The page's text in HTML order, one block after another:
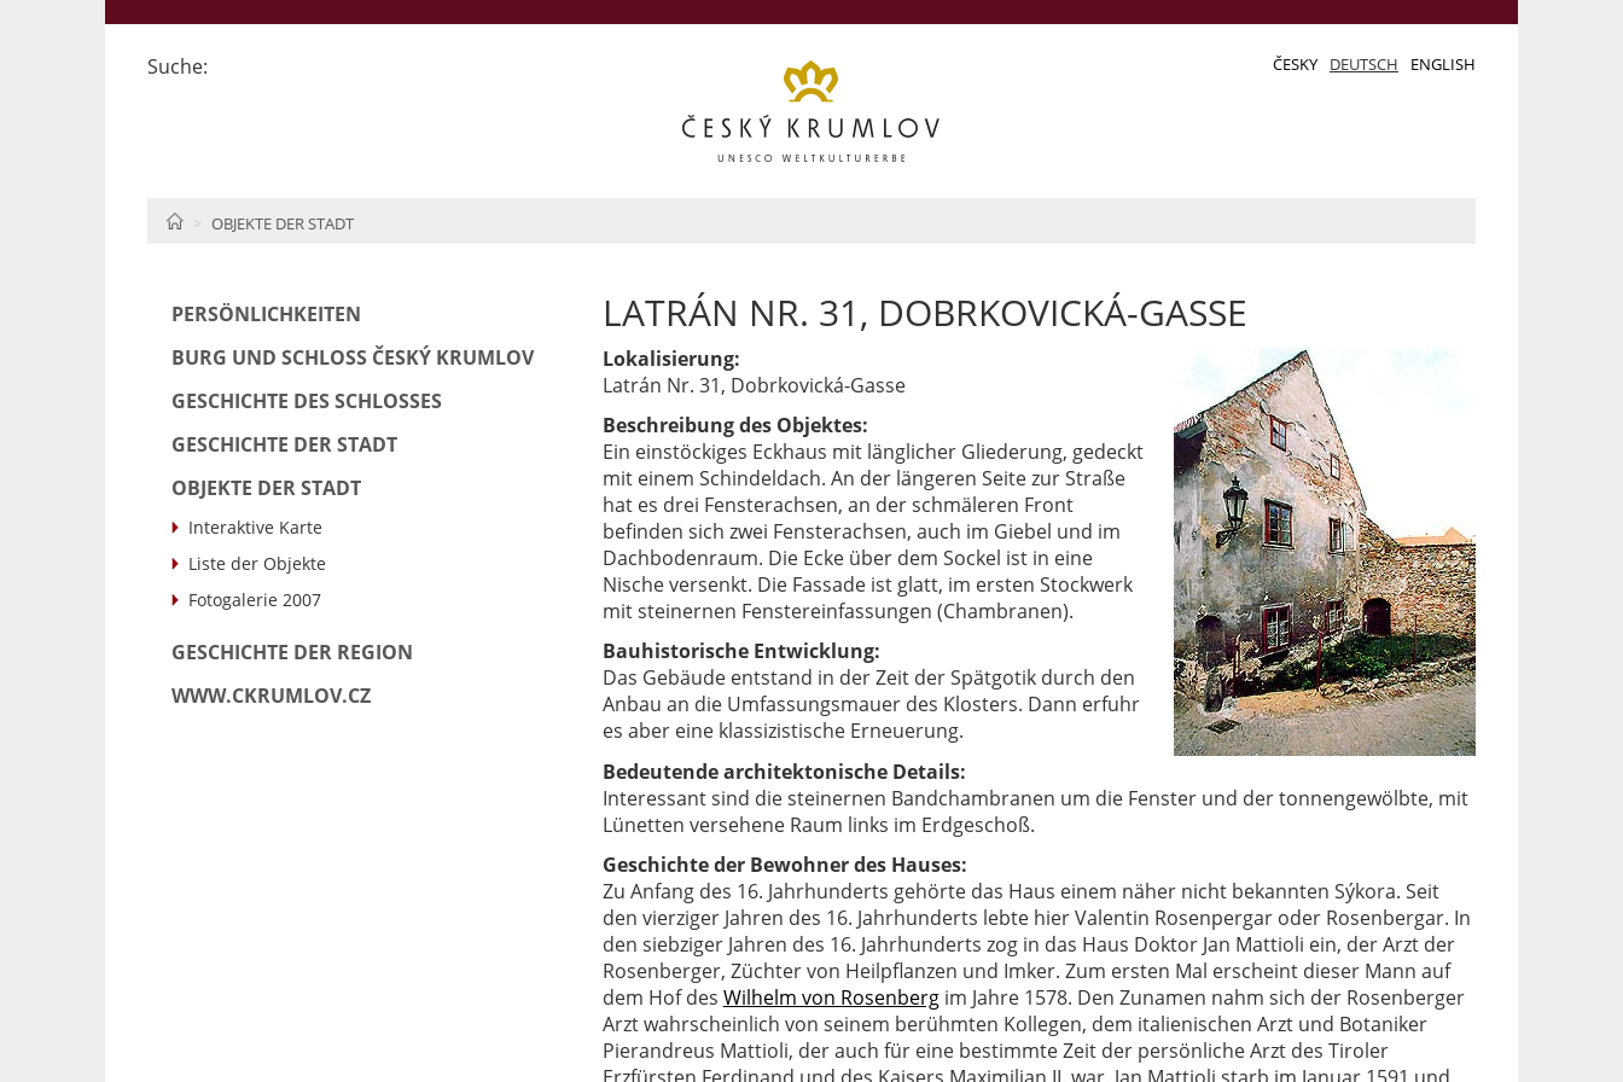
Suche: ČESKY DEUTSCH ENGLISH
HOMEOBJEKTE DER STADT
PERSÖNLICHKEITEN
BURG UND SCHLOSS ČESKÝ KRUMLOV
GESCHICHTE DES SCHLOSSES
GESCHICHTE DER STADT
OBJEKTE DER STADT
Interaktive Karte
Liste der Objekte
Fotogalerie 2007
GESCHICHTE DER REGION
WWW.CKRUMLOV.CZ
LATRÁN NR. 31, DOBRKOVICKÁ-GASSE
Lokalisierung:
Latrán Nr. 31, Dobrkovická-Gasse
Beschreibung des Objektes:
Ein einstöckiges Eckhaus mit länglicher Gliederung, gedeckt
mit einem Schindeldach. An der längeren Seite zur Straße
hat es drei Fensterachsen, an der schmäleren Front
befinden sich zwei Fensterachsen, auch im Giebel und im
Dachbodenraum. Die Ecke über dem Sockel ist in eine
Nische versenkt. Die Fassade ist glatt, im ersten Stockwerk
mit steinernen Fenstereinfassungen (Chambranen).
Bauhistorische Entwicklung:
Das Gebäude entstand in der Zeit der Spätgotik durch den
Anbau an die Umfassungsmauer des Klosters. Dann erfuhr
es aber eine klassizistische Erneuerung.
Bedeutende architektonische Details:
Interessant sind die steinernen Bandchambranen um die Fenster und der tonnengewölbte, mit
Lünetten versehene Raum links im Erdgeschoß.
Geschichte der Bewohner des Hauses:
Zu Anfang des 16. Jahrhunderts gehörte das Haus einem näher nicht bekannten Sýkora. Seit
den vierziger Jahren des 16. Jahrhunderts lebte hier Valentin Rosenpergar oder Rosenbergar. In
den siebziger Jahren des 16. Jahrhunderts zog in das Haus Doktor Jan Mattioli ein, der Arzt der
Rosenberger, Züchter von Heilpflanzen und Imker. Zum ersten Mal erscheint dieser Mann auf
dem Hof des Wilhelm von Rosenbergim Jahre 1578. Den Zunamen nahm sich der Rosenberger
Arzt wahrscheinlich von seinem berühmten Kollegen, dem italienischen Arzt und Botaniker
Pierandreus Mattioli, der auch für eine bestimmte Zeit der persönliche Arzt des Tiroler